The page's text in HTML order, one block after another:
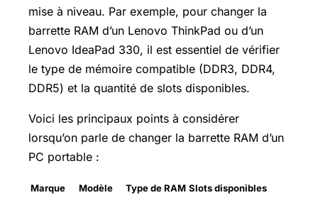
mise à niveau. Par exemple, pour changer la
barrette RAM d’un Lenovo ThinkPad ou d’un
Lenovo IdeaPad 330, il est essentiel de vérifier
le type de mémoire compatible (DDR3, DDR4,
DDR5) et la quantité de slots disponibles.
Voici les principaux points à considérer
lorsqu’on parle de changer la barrette RAM d’un
PC portable :
Marque Modèle Type de RAM Slots disponibles